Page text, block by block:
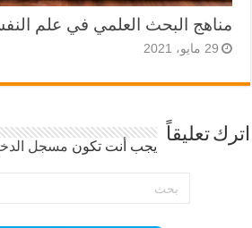
مناهج البحث العلمي في علم
29 مايو، 2021
اترك تعليقاً
يجب أنت تكون مسجل